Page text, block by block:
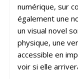
numérique, sur
également une
un visual novel
physique, une
accessible en
voir si elle